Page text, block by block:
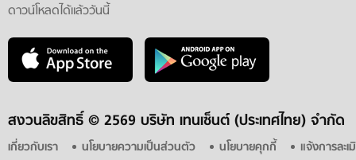
ดาวน์โหลดได้แล้ววันนี้
สงวนลิขสิทธิ์ © 2569 บริษัท เทนเซ็นต์ (ประเทศไทย) จำกัด
เกี่ยวกับเรา นโยบายความเป็นส่วนตัว นโยบายคุกกี้ แจ้งการละ